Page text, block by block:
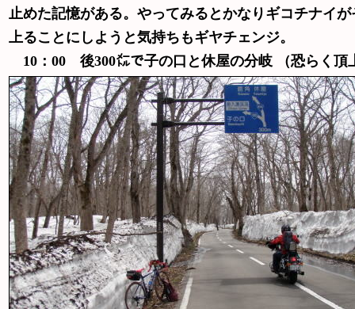
止めた記憶がある。やってみるとかなりギコチナイ
上ることにしようと気持ちもギヤチェンジ。
10：00 後300㍍で子の口と休屋の分岐 （恐らく頂